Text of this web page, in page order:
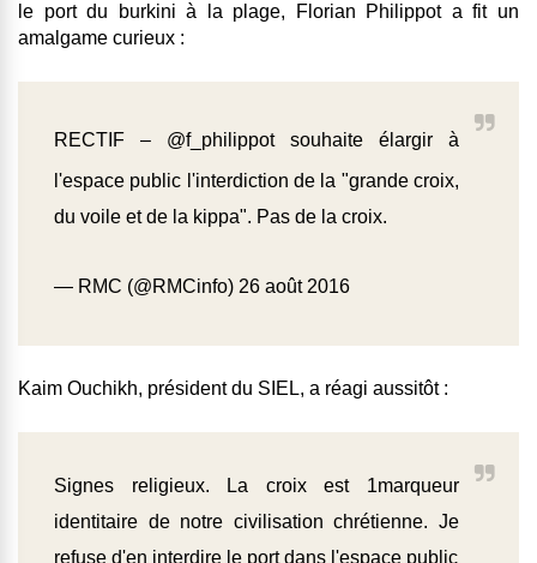
le port du burkini à la plage, Florian Philippot a fit un
amalgame curieux :
RECTIF – @f_philippotsouhaite élargir à
l'espace public l'interdiction de la "grande croix,
du voile et de la kippa". Pas de la croix.
— RMC (@RMCinfo) 26 août 2016
Kaim Ouchikh, président du SIEL, a réagi aussitôt :
Signes religieux. La croix est 1marqueur
identitaire de notre civilisation chrétienne. Je
refuse d'en interdire le port dans l'espace public